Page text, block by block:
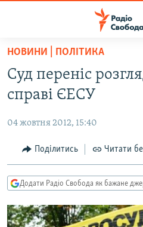
Перейти
основного
матеріалу
Перейти
до
навігації
Перейти
до
ВСЕ ЗА ДОБУ
СТАТТІ
ПОЛІТИКА
ЕКОНОМІКА
КУЛЬТУРА
СПОРТ
ВІЙНА
РОСІЙСЬКА «ФІЛЬТРАЦІЯ»
КРИМ.РЕАЛІЇ
ТИ ЯК?
НОВИНИ | ПОЛІТИКА
Суд переніс
справі ЄЕСУ
04 жовтня 2012, 15:40
Поділитись Читати
Додати Радіо Свобода як бажане